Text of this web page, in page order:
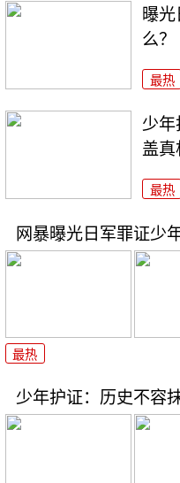
曝
么？
最热
少年
盖真
最热
网暴曝光日军罪证少
最热
少年护证：历史不容